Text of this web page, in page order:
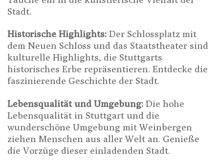
Stadt.
Historische Highlights: Der Schlossplatz mit
dem Neuen Schloss und das Staatstheater sind
kulturelle Highlights, die Stuttgarts
historisches Erbe repräsentieren. Entdecke die
faszinierende Geschichte der Stadt.
Lebensqualität und Umgebung: Die hohe
Lebensqualität in Stuttgart und die
wunderschöne Umgebung mit Weinbergen
ziehen Menschen aus aller Welt an. Genieße
die Vorzüge dieser einladenden Stadt.